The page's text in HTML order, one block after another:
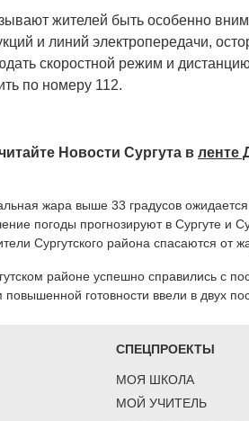
жителей быть особенно
и линий электропередачи,
скоростной режим и
по номеру 112.
Новости Сургута в ленте
жара выше 33 градусов
погоды прогнозируют в Сургуте и
Сургутского района спасаются от
районе успешно справились с
готовности ввели в двух
СПЕЦПРОЕКТЫ
МОЯ ШКОЛА
МОЙ УЧИТЕЛЬ